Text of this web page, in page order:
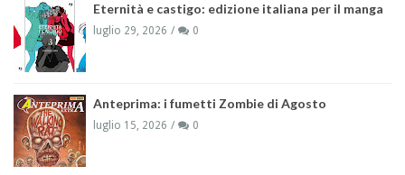
Eternità e castigo: edizione italiana per il manga
luglio 29, 2026 0
Anteprima: i fumetti Zombie di Agosto
luglio 15, 2026 0